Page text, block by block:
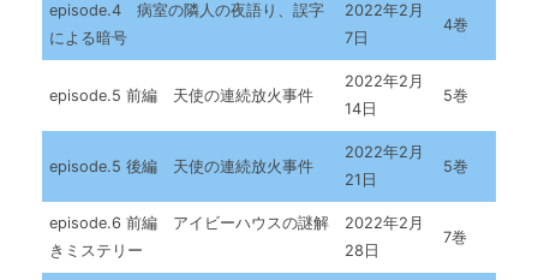
episode.4 病室の隣人の夜語り、誤字
による暗号
2022年2月
7日
4巻
episode.5 前編 天使の連続放火事件
2022年2月
14日
5巻
episode.5 後編 天使の連続放火事件
2022年2月
21日
5巻
episode.6 前編 アイビーハウスの謎解
きミステリー
2022年2月
28日
7巻